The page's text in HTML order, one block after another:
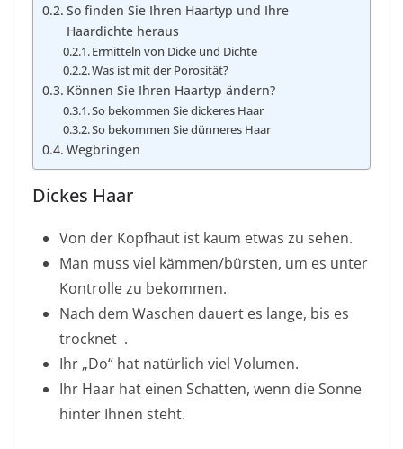
So finden Sie Ihren Haartyp und Ihre
Haardichte heraus
Ermitteln von Dicke und Dichte
Was ist mit der Porosität?
Können Sie Ihren Haartyp ändern?
So bekommen Sie dickeres Haar
So bekommen Sie dünneres Haar
Wegbringen
Dickes Haar
Von der Kopfhaut ist kaum etwas zu sehen.
Man muss viel kämmen/bürsten, um es unter
Kontrolle zu bekommen.
Nach dem Waschen dauert es lange, bis es
trocknet .
Ihr „Do“ hat natürlich viel Volumen.
Ihr Haar hat einen Schatten, wenn die Sonne
hinter Ihnen steht.